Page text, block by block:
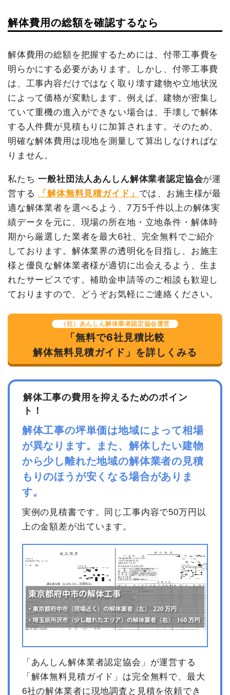
品名 数量 単価
金額
鉄骨造倉庫24坪2階建
て
24坪 43,508円
1,044,200
円
鉄骨造倉庫16坪1階建
て
16坪 29,233円 467,730円
切り離し・補修工事 11m 7,491円
82,400円
養生費
室内残置物撤去
1台 60,000円
60,000円
アスベスト撤去
163m² 1,200円
195,600円
電柱撤去
1基 50,000円
50,000円
有価物買取
4t
-26,250
円
-105,000円
諸経費
261,860円
値引き
595円
小計
2,285,455
円
2,514,000
建物の種類/構造 内装解体店舗1階建て
建物解体費用 58万8,000円
総額 67万円
品名 数量 単価
金額
内装解体店舗12坪1階建て
12坪 49,000円
588,000円
養生費
諸経費
0円
値引き
9,800円
小計
608,200円
消費税
61,800円
合計金額
670,000円
建物の種類/構造 内装解体店舗1階建て
坪数 10坪
建物解体費用 64万4,000円
総額 88万円
品名 数量 単価
内装解体店舗10坪1階建て
養生費
1式
50,000円
家具・家電処分
1式
50,000円
室内残置物撤去
2m³ 35,000円
70,000円
諸経費
50,000円
値引き
小計
800,000円
消費税
合計金額
880,000円
解体費用の総額を確認するなら
解体費用の総額を把握するためには、付帯工事費を
明らかにする必要があります。しかし、付帯工事費
は、工事内容だけではなく取り壊す建物や立地状況
によって価格が変動します。例えば、建物が密集し
ていて重機の進入ができない場合は、手壊しで解体
する人件費が見積もりに加算されます。そのため、
明確な解体費用は現地を測量して算出しなければな
りません。
私たち一般社団法人あんしん解体業者認定協会が運
営する
「解体無料見積ガイド」 では、お施主様が最
適な解体業者を選べるよう、7万5千件以上の解体実
績データを元に、現場の所在地・立地条件・解体時
期から厳選した業者を最大6社、完全無料でご紹介
しております。解体業界の透明化を目指し、お施主
様と優良な解体業者様が適切に出会えるよう、生ま
れたサービスです。補助金申請等のご相談も歓迎し
ておりますので、どうぞお気軽にご連絡ください。
（社）あんしん解体業者認定協会運営
「無料で6社見積比較
解体無料見積ガイド」を詳しくみる
解体工事の費用を抑えるためのポイン
ト！
解体工事の坪単価は地域によって相場
が異なります。また、解体したい建物
から少し離れた地域の解体業者の見積
もりのほうが安くなる場合がありま
す。
実例の見積書です。同じ工事内容で50万円以
上の金額差が出ています。
「あんしん解体業者認定協会」が運営する
「解体無料見積ガイド」は完全無料で、最大
6社の解体業者に現地調査と見積を依頼でき